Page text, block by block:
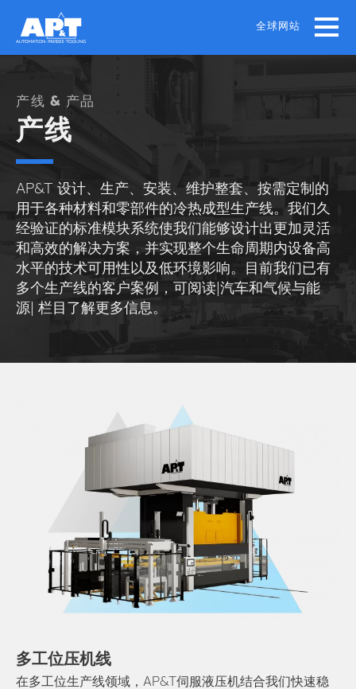
main
全球网站
产线 & 产品
产线
AP&T 设计、生产、安装、维护整套、按需定制的
用于各种材料和零部件的冷热成型生产线。我们久
经验证的标准模块系统使我们能够设计出更加灵活
和高效的解决方案，并实现整个生命周期内设备高
水平的技术可用性以及低环境影响。目前我们已有
多个生产线的客户案例，可阅读|汽车和气候与能
源| 栏目了解更多信息。
多工位压机线
在多工位生产线领域，AP&T伺服液压机结合我们快速稳